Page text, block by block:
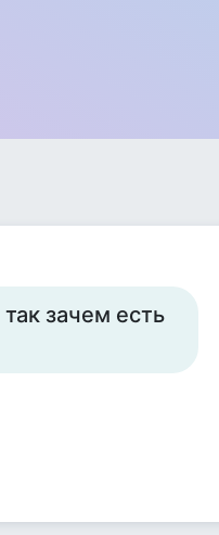
зачем есть